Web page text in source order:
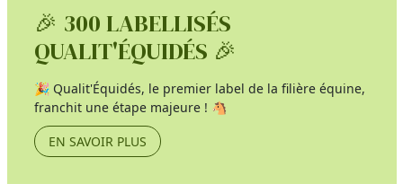
🎉 300 LABELLISÉS
QUALIT'ÉQUIDÉS 🎉
🎉 Qualit'Équidés, le premier label de la filière équine,
franchit une étape majeure ! 🐴
EN SAVOIR PLUS